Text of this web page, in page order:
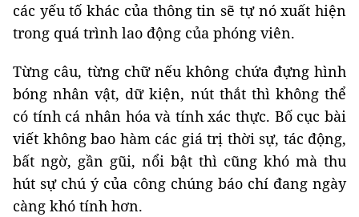
các yếu tố khác của thông tin sẽ tự nó xuất hiện
trong quá trình lao động của phóng viên.
Từng câu, từng chữ nếu không chứa đựng hình
bóng nhân vật, dữ kiện, nút thắt thì không thể
có tính cá nhân hóa và tính xác thực. Bố cục bài
viết không bao hàm các giá trị thời sự, tác động,
bất ngờ, gần gũi, nổi bật thì cũng khó mà thu
hút sự chú ý của công chúng báo chí đang ngày
càng khó tính hơn.